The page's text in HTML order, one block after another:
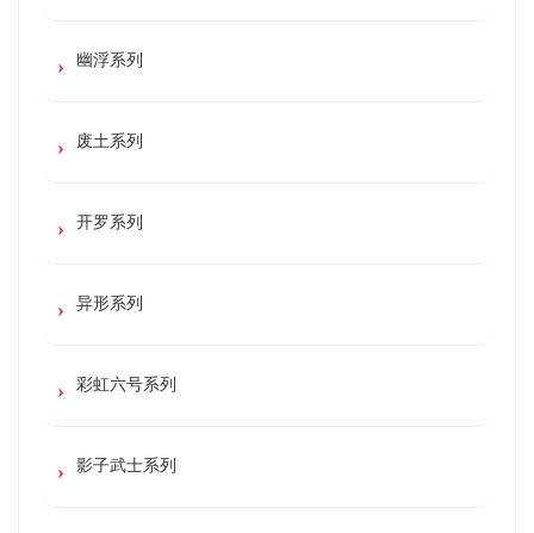
幽浮系列
废土系列
开罗系列
异形系列
彩虹六号系列
影子武士系列